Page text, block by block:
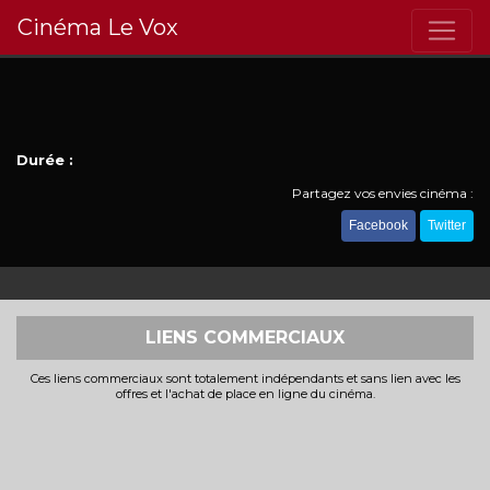
Cinéma Le Vox
Durée :
Partagez vos envies cinéma :
Facebook Twitter
LIENS COMMERCIAUX
Ces liens commerciaux sont totalement indépendants et sans lien avec les
offres et l'achat de place en ligne du cinéma.